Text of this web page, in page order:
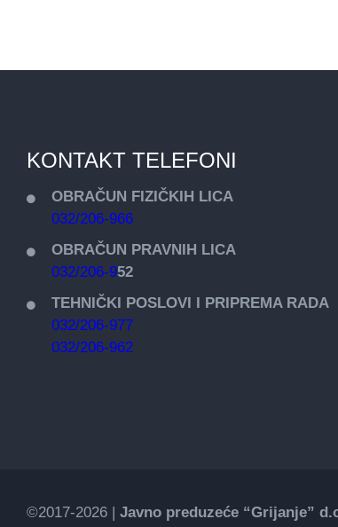
KONTAKT TELEFONI
OBRAČUN FIZIČKIH LICA
032/206-966
OBRAČUN PRAVNIH LICA
032/206-952
TEHNIČKI POSLOVI I PRIPREMA RADA
032/206-977
032/206-962
©2017-2026 | Javno preduzeće “Grijanje”